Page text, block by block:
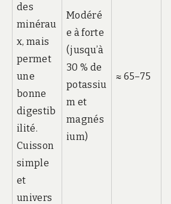
des
minérau
x, mais
permet
une
bonne
digestib
ilité.
Cuisson
simple
et
univers
Modéré
e à forte
(jusqu’à
30 % de
potassiu
m et
magnés
ium)
≈ 65–75